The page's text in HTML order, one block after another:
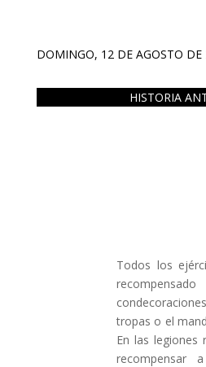
DOMINGO, 12 DE AGOSTO DE
HISTORIA
Todos los
tropas o el
En las legiones
recompensar